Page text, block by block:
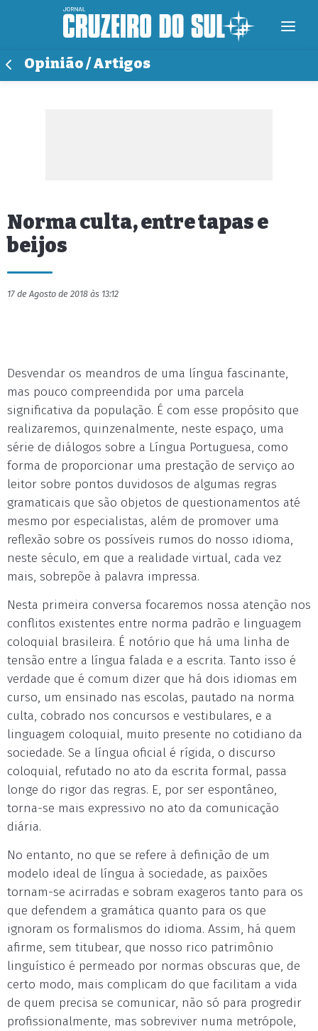
Opinião / Artigos
Norma culta, entre tapas e
beijos
17 de Agosto de 2018 às 13:12
Desvendar os meandros de uma língua fascinante,
mas pouco compreendida por uma parcela
significativa da população. É com esse propósito que
realizaremos, quinzenalmente, neste espaço, uma
série de diálogos sobre a Língua Portuguesa, como
forma de proporcionar uma prestação de serviço ao
leitor sobre pontos duvidosos de algumas regras
gramaticais que são objetos de questionamentos até
mesmo por especialistas, além de promover uma
reflexão sobre os possíveis rumos do nosso idioma,
neste século, em que a realidade virtual, cada vez
mais, sobrepõe à palavra impressa.
Nesta primeira conversa focaremos nossa atenção nos
conflitos existentes entre norma padrão e linguagem
coloquial brasileira. É notório que há uma linha de
tensão entre a língua falada e a escrita. Tanto isso é
verdade que é comum dizer que há dois idiomas em
curso, um ensinado nas escolas, pautado na norma
culta, cobrado nos concursos e vestibulares, e a
linguagem coloquial, muito presente no cotidiano da
sociedade. Se a língua oficial é rígida, o discurso
coloquial, refutado no ato da escrita formal, passa
longe do rigor das regras. E, por ser espontâneo,
torna-se mais expressivo no ato da comunicação
diária.
No entanto, no que se refere à definição de um
modelo ideal de língua à sociedade, as paixões
tornam-se acirradas e sobram exageros tanto para os
que defendem a gramática quanto para os que
ignoram os formalismos do idioma. Assim, há quem
afirme, sem titubear, que nosso rico patrimônio
linguístico é permeado por normas obscuras que, de
certo modo, mais complicam do que facilitam a vida
de quem precisa se comunicar, não só para progredir
profissionalmente, mas sobreviver numa metrópole,